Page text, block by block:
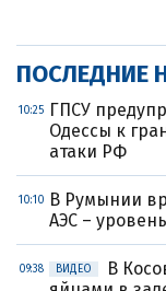
ПОСЛЕДНИЕ
10:25 ГПСУ
Одессы к
атаки РФ
10:10 В Румынии
АЭС –
09:38 ВИДЕО
В